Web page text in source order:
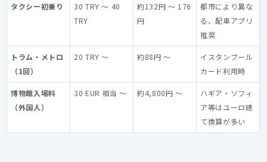
タクシー初乗り
30 TRY ～ 40
TRY
約132円 ～ 176
円
都市により異な
る、配車アプリ
推奨
トラム・メトロ
（1回）
20 TRY ～ 約88円 ～
イスタンブール
カード利用時
博物館入場料
（外国人）
30 EUR 相当 ～ 約4,800円 ～
ハギア・ソフィ
ア等はユーロ建
て換算が多い